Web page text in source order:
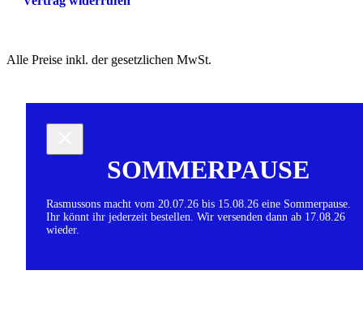
Alle Preise inkl. der gesetzlichen MwSt.
SOMMERPAUSE
Rasmussons macht vom 20.07.26 bis 15.08.26 eine Sommerpause.
Ihr könnt ihr jederzeit bestellen. Wir versenden dann ab 17.08.26
wieder.